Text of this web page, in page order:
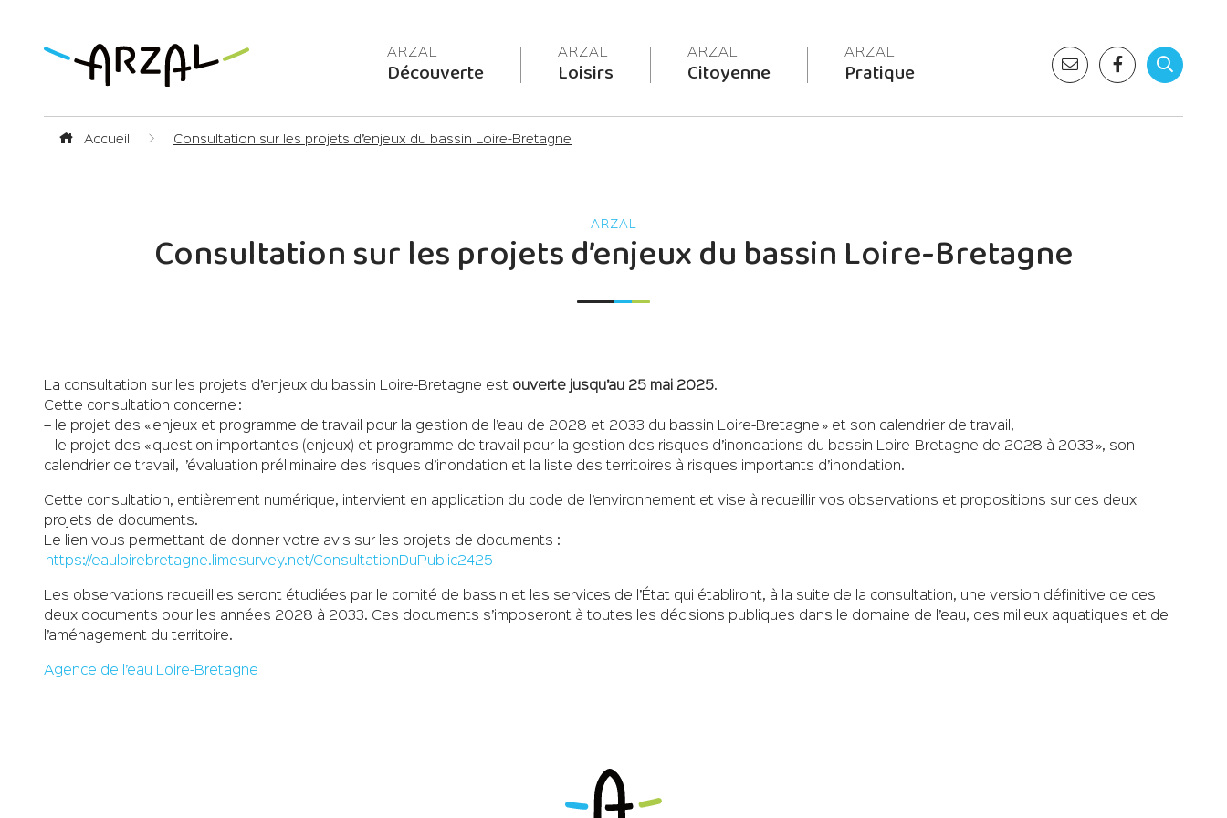
Découverte Loisirs Citoyenne Pratique
Accueil Consultation sur les projets d’enjeux du bassin Loire-Bretagne
Consultation sur les projets d’enjeux du bassin Loire-Bretagne
La consultation sur les projets d’enjeux du bassin Loire-Bretagne est ouverte jusqu’au 25 mai 2025.
Cette consultation concerne :
– le projet des « enjeux et programme de travail pour la gestion de l’eau de 2028 et 2033 du bassin Loire-Bretagne » et son calendrier de travail,
– le projet des « question importantes (enjeux) et programme de travail pour la gestion des risques d’inondations du bassin Loire-Bretagne de 2028 à 2033 », son
calendrier de travail, l’évaluation préliminaire des risques d’inondation et la liste des territoires à risques importants d’inondation.
Cette consultation, entièrement numérique, intervient en application du code de l’environnement et vise à recueillir vos observations et propositions sur ces deux
projets de documents.
Le lien vous permettant de donner votre avis sur les projets de documents :
https://eauloirebretagne.limesurvey.net/ConsultationDuPublic2425
Les observations recueillies seront étudiées par le comité de bassin et les services de l’État qui établiront, à la suite de la consultation, une version définitive de ces
deux documents pour les années 2028 à 2033. Ces documents s’imposeront à toutes les décisions publiques dans le domaine de l’eau, des milieux aquatiques et de
l’aménagement du territoire.
Agence de l’eau Loire-Bretagne